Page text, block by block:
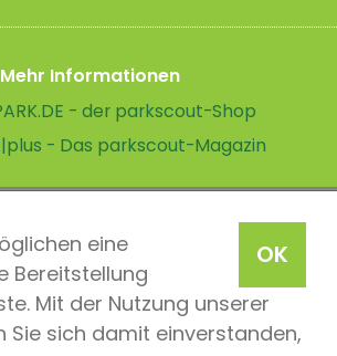
OK
eine
Bereitstellung
Mit der Nutzung unserer
Sie sich damit einverstanden,
Mehr Informationen
- der parkscout-Shop
- Das parkscout-Magazin